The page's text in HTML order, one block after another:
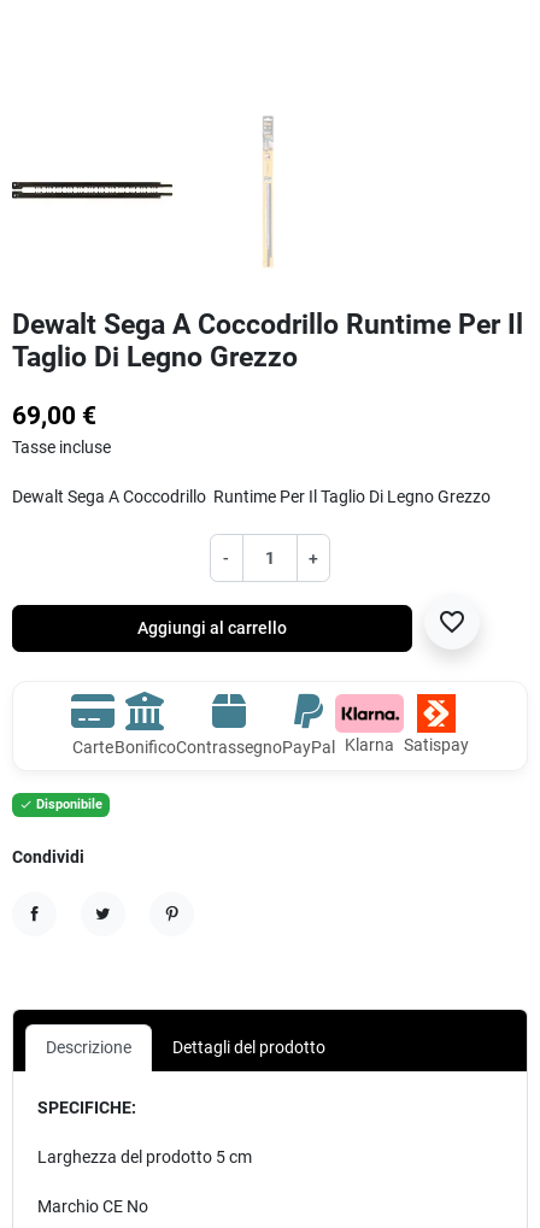
Dewalt Sega A Coccodrillo Runtime Per Il
Taglio Di Legno Grezzo
69,00 €
Tasse incluse
Dewalt Sega A Coccodrillo Runtime Per Il Taglio Di Legno Grezzo
- +
Aggiungi al carrello favorite_border
CarteBonificoContrassegnoPayPal Klarna Satispay
 Disponibile
Condividi
Descrizione Dettagli del prodotto
SPECIFICHE:
Larghezza del prodotto 5 cm
Marchio CE No